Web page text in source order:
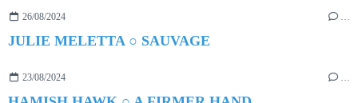
26/08/2024
JULIE MELETTA ○ SAUVAGE
23/08/2024 …